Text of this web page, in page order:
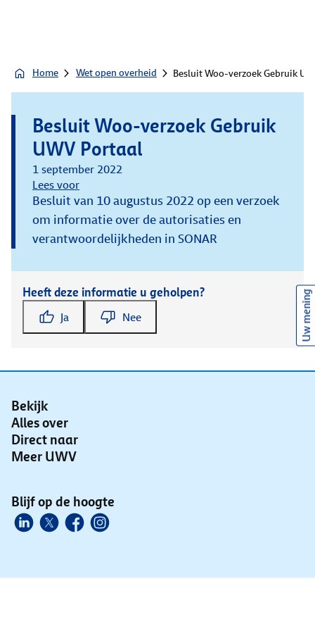
Home Wet open overheid Besluit Woo-verzoek Gebruik
Besluit Woo-verzoek Gebruik
UWV Portaal
1 september 2022
Lees voor
Besluit van 10 augustus 2022 op een verzoek
om informatie over de autorisaties en
verantwoordelijkheden in SONAR
Heeft deze informatie u geholpen?
Ja Nee
Bekijk
Alles over
Direct naar
Meer UWV
Blijf op de hoogte
Uw mening